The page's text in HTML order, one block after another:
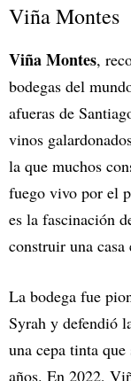
Viña Montes
Viña Montes,
bodegas del
afueras de
vinos
la que muchos
fuego vivo por el
es la fascinación
construir una casa
La bodega fue
Syrah y defendió
una cepa tinta
años. En 2022,